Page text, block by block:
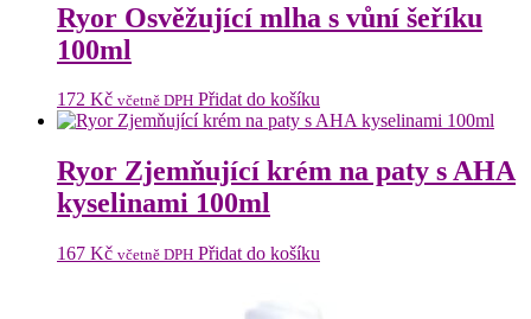
Ryor Osvěžující mlha s vůní šeříku
100ml
172 Kč včetně DPH Přidat do košíku
Ryor Zjemňující krém na paty s AHA
kyselinami 100ml
167 Kč včetně DPH Přidat do košíku